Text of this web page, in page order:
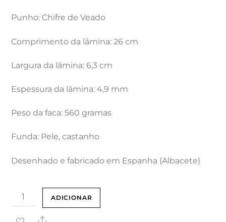
Punho: Chifre de Veado
Comprimento da lâmina: 26 cm
Largura da lâmina: 6,3 cm
Espessura da lâmina: 4,9 mm
Peso da faca: 560 gramas
Funda: Pele, castanho
Desenhado e fabricado em Espanha (Albacete)
Quantidade
de
ADICIONAR